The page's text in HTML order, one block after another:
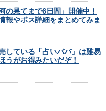
の果てまで6日間」開催中！
報やボス詳細をまとめてみま
している「占いババ」は難易
うがお得みたいだぞ！